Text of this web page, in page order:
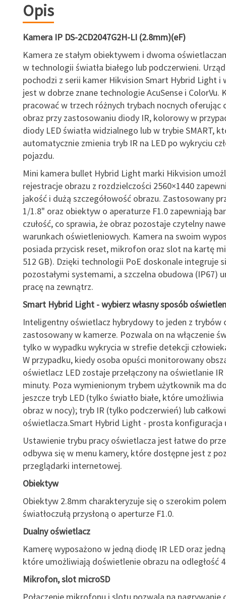
Opis
Kamera IP DS-2CD2047G2H-LI (2.8mm)(eF)
Kamera ze stałym obiektywem i dwoma
w technologii światła białego lub podczerwieni.
pochodzi z serii kamer Hikvision Smart Hybrid Light i
jest w dobrze znane technologie AcuSense i ColorVu.
pracować w trzech różnych trybach nocnych oferując
obraz przy zastosowaniu diody IR, kolorowy w
diody LED światła widzialnego lub w trybie SMART,
automatycznie zmienia tryb IR na LED po wykryciu
pojazdu.
Mini kamera bullet Hybrid Light marki Hikvision
rejestracje obrazu z rozdzielczości 2560×1440
jakość i dużą szczegółowość obrazu. Zastosowany
1/1.8" oraz obiektyw o aperaturze F1.0 zapewniają
czułość, co sprawia, że obraz pozostaje czytelny
warunkach oświetleniowych. Kamera na swoim
posiada przycisk reset, mikrofon oraz slot na kartę
512 GB). Dzięki technologii PoE doskonale integruje
pozostałymi systemami, a szczelna obudowa (IP67)
pracę na zewnątrz.
Smart Hybrid Light - wybierz własny sposób
Inteligentny oświetlacz hybrydowy to jeden z trybów
zastosowany w kamerze. Pozwala on na włączenie
tylko w wypadku wykrycia w strefie detekcji
W przypadku, kiedy osoba opuści monitorowany
oświetlacz LED zostaje przełączony na oświetlanie IR
minuty. Poza wymienionym trybem użytkownik ma
jeszcze tryb LED (tylko światło białe, które
obraz w nocy); tryb IR (tylko podczerwień) lub
oświetlacza.Smart Hybrid Light - prosta konfiguracja
Ustawienie trybu pracy oświetlacza jest łatwe do
odbywa się w menu kamery, które dostępne jest z
przeglądarki internetowej.
Obiektyw
Obiektyw 2.8mm charakteryzuje się o szerokim
światłoczułą przysłoną o aperturze F1.0.
Dualny oświetlacz
Kamerę wyposażono w jedną diodę IR LED oraz
które umożliwiają doświetlenie obrazu na odległość
Mikrofon, slot microSD